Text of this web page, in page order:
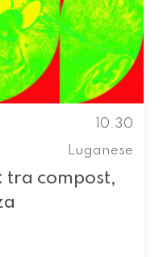
10.30
Luganese
tra compost,